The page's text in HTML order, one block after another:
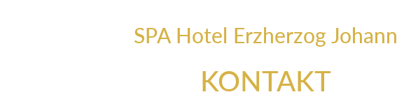
SPA Hotel Erzherzog Johann
KONTAKT